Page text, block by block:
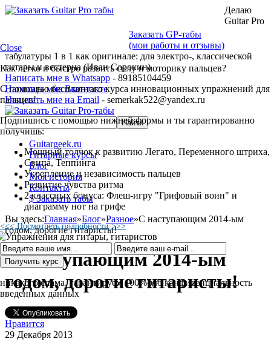
Заказать GP-табы
(мои работы и отзывы)
Делаю
Guitar Pro
табулатуры 1 в 1 как оригинале: для электро-, классической
гитары и вестерна (Иван Сорокин)
Написать мне в Whatsapp - 89185104459
Написать мне Вконтакте
Написать мне на Email - semerkak522@yandex.ru
Guitargeek.ru
Гитарные курсы
Блог
Моя история
Контакты
$ Заказать табы
Вы здесь:Главная»Блог»Разное»С наступающим 2014-ым
годом, дорогие гитаристы!
С наступающим 2014-ым
годом, дорогие гитаристы!
Нравится
29 Декабря 2013
Close
Как легко и быстро развить силу и моторику пальцев?
С помощью бесплатного курса инновационных упражнений для
пальцев!
Подпишись с помощью нижней формы и ты гарантированно
получишь:
Мощный толчок к развитию Легато, Переменного штриха,
Свипа, Теппинга
Укрепление и независимость пальцев
Развитие чувства ритма
2 классных бонуса: Флеш-игру "Грифовый воин" и
диаграмму нот на грифе
<<< Посмотреть подробности >>>
никакого спама, гарантируем 100%-ую конфиденциальность
введенных данных